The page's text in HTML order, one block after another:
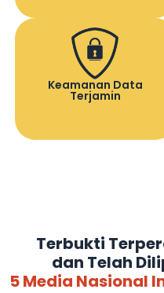
Keamanan Data
Terjamin
Terbukti
dan Telah
5 Media Nasional